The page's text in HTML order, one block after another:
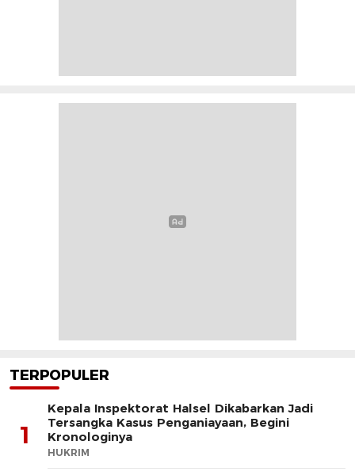
TERPOPULER
1
Kepala Inspektorat Halsel Dikabarkan Jadi
Tersangka Kasus Penganiayaan, Begini
Kronologinya
HUKRIM